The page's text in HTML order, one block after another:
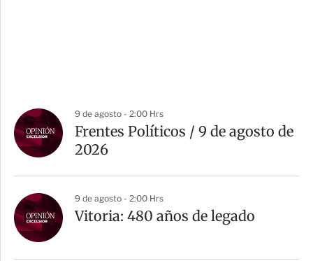
9 de agosto - 2:00 Hrs
Frentes Políticos / 9 de agosto de
2026
9 de agosto - 2:00 Hrs
Vitoria: 480 años de legado